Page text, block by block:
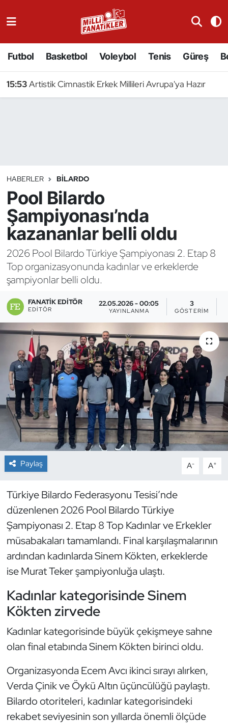
Futbol Basketbol Voleybol Tenis Güreş
15:53Artistik Cimnastik Erkek Millileri Avrupa'ya Hazır
HABERLER BILARDO
Pool Bilardo
Şampiyonası’nda
kazananlar belli oldu
2026 Pool Bilardo Türkiye Şampiyonası 2. Etap 8
Top organizasyonunda kadınlar ve erkeklerde
şampiyonlar belli oldu.
FANATIK EDITÖR
EDITÖR
22.05.2026 - 00:05
YAYINLANMA
3
GÖSTERIM
Paylaş A- A+
Türkiye Bilardo Federasyonu Tesisi’nde
düzenlenen 2026 Pool Bilardo Türkiye
Şampiyonası 2. Etap 8 Top Kadınlar ve Erkekler
müsabakaları tamamlandı. Final karşılaşmalarının
ardından kadınlarda Sinem Kökten, erkeklerde
ise Murat Teker şampiyonluğa ulaştı.
Kadınlar kategorisinde Sinem
Kökten zirvede
Kadınlar kategorisinde büyük çekişmeye sahne
olan final etabında Sinem Kökten birinci oldu.
Organizasyonda Ecem Avcı ikinci sırayı alırken,
Verda Çinik ve Öykü Altın üçüncülüğü paylaştı.
Bilardo otoriteleri, kadınlar kategorisindeki
rekabet seviyesinin son yıllarda önemli ölçüde
Badminton
Binicilik
Bisiklet
Bocce Bowling Dart
Boks
Briç
Buz Hokeyi
Buz Pateni
Çim Hokeyi
Cimnastik
Curling
Dağcılık
Dövüş Sanatı
E-Spor
Eskrim
Futsal
Genel
Güreş
Halter